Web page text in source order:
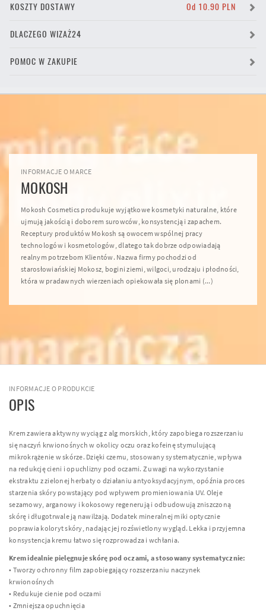
KOSZTY DOSTAWY Od 10.90 PLN
DLACZEGO WIZAŻ24
POMOC W ZAKUPIE
INFORMACJE O MARCE
MOKOSH
Mokosh Cosmetics produkuje wyjątkowe kosmetyki naturalne, które
ujmują jakością i doborem surowców, konsystencją i zapachem.
Receptury produktów Mokosh są owocem wspólnej pracy
technologów i kosmetologów, dlatego tak dobrze odpowiadają
realnym potrzebom Klientów. Nazwa firmy pochodzi od
starosłowiańskiej Mokosz, bogini ziemi, wilgoci, urodzaju i płodności,
która w pradawnych wierzeniach opiekowała się plonami (...)
INFORMACJE O PRODUKCIE
OPIS
Krem zawiera aktywny wyciąg z alg morskich, który zapobiega rozszerzaniu
się naczyń krwionośnych w okolicy oczu oraz kofeinę stymulującą
mikrokrążenie w skórze. Dzięki czemu, stosowany systematycznie, wpływa
na redukcję cieni i opuchlizny pod oczami. Z uwagi na wykorzystanie
ekstraktu z zielonej herbaty o działaniu antyoksydacyjnym, opóźnia proces
starzenia skóry powstający pod wpływem promieniowania UV. Oleje
sezamowy, arganowy i kokosowy regenerują i odbudowują zniszczoną
skórę i długotrwale ją nawilżają. Dodatek mineralnej miki optycznie
poprawia koloryt skóry, nadając jej rozświetlony wygląd. Lekka i przyjemna
konsystencja kremu łatwo się rozprowadza i wchłania.
Krem idealnie pielęgnuje skórę pod oczami, a stosowany systematycznie:
• Tworzy ochronny film zapobiegający rozszerzaniu naczynek
krwionośnych
• Redukuje cienie pod oczami
• Zmniejsza opuchnięcia